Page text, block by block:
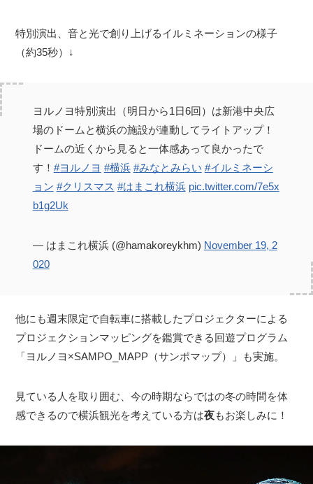
特別演出、音と光で創り上げるイルミネーションの様子
（約35秒）↓
ヨルノヨ特別演出（明日から1日6回）は新港中央広
場のドームと横浜の施設が連動してライトアップ！
ドームの近くから見ると一体感あって良かったで
す！ #ヨルノヨ #横浜 #みなとみらい #イルミネーシ
ョン #クリスマス #はまこれ横浜 pic.twitter.com/7e5x
b1g2Uk
— はまこれ横浜 (@hamakoreykhm) November 19, 2
020
他にも週末限定で自転車に搭載したプロジェクターによる
プロジェクションマッピングを鑑賞できる回遊プログラム
「ヨルノヨ×SAMPO_MAPP（サンポマップ）」も実施。
見ている人を取り囲む、今の時期ならではの冬の時間を体
感できるので横浜観光を考えている方は夜もお楽しみに！